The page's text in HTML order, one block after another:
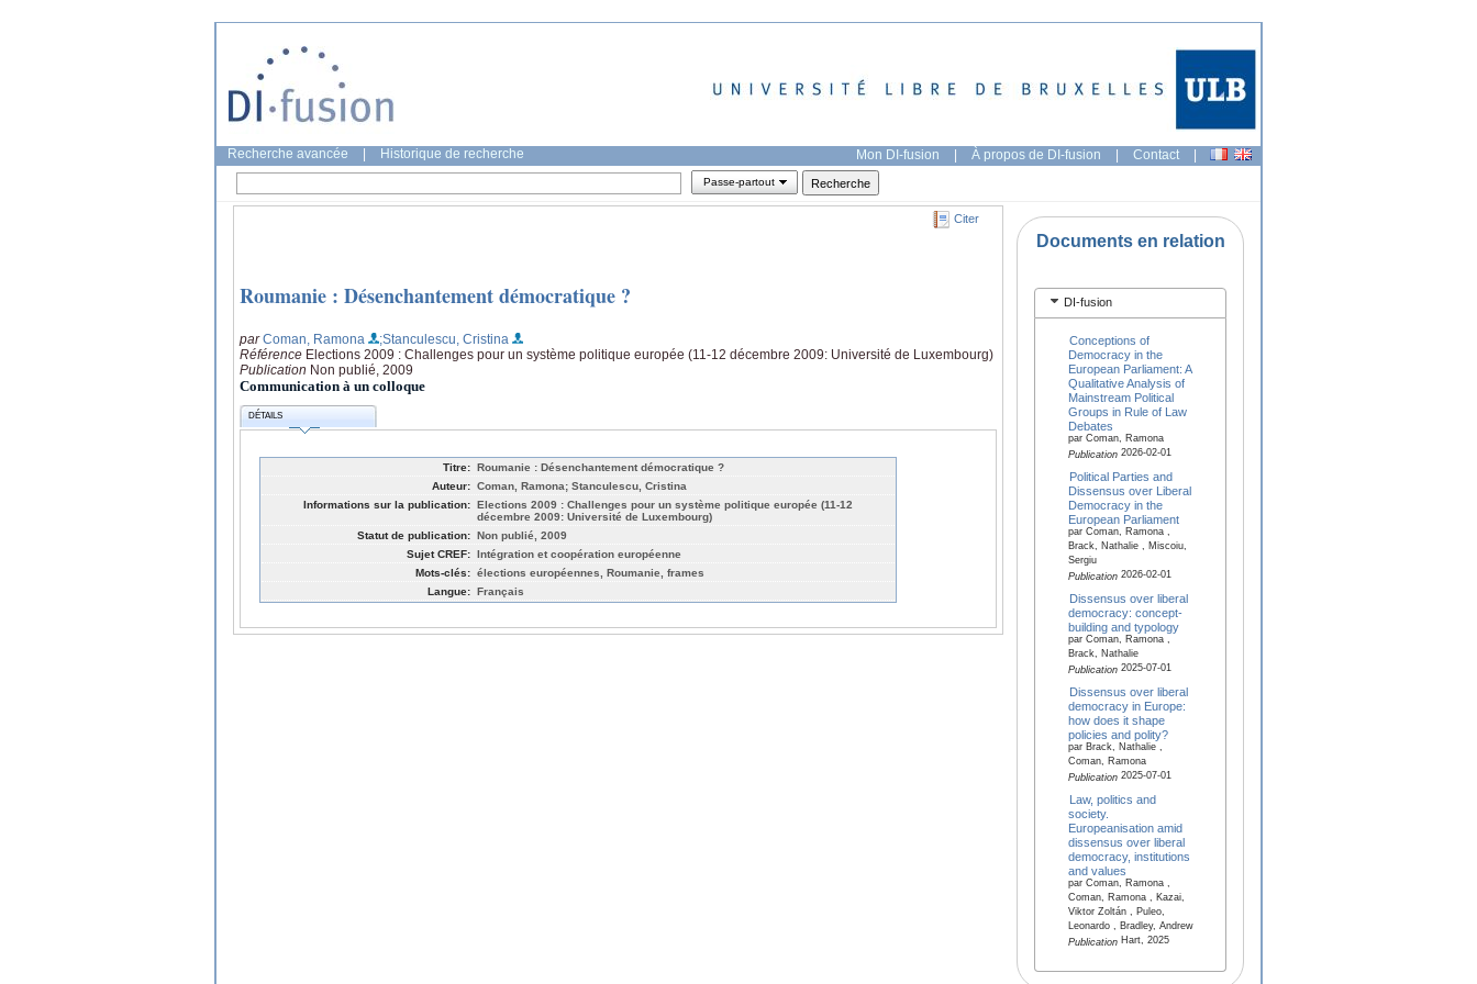
Recherche avancée Historique de recherche Mon DI-fusion | À propos de DI-fusion | Contact |
Passe-partout
Citer
Roumanie : Désenchantement démocratique ?
parComan, Ramona
;Stanculescu, Cristina
Référence Elections 2009 : Challenges pour un système politique europée (11-12 décembre 2009: Université de Luxembourg)
Publication Non publié, 2009
Communication à un colloque
DÉTAILS
Titre: Roumanie : Désenchantement démocratique ?
Auteur: Coman, Ramona; Stanculescu, Cristina
Informations sur la publication: Elections 2009 : Challenges pour un système politique europée (11-12
décembre 2009: Université de Luxembourg)
Statut de publication: Non publié, 2009
Sujet CREF: Intégration et coopération européenne
Mots-clés: élections européennes, Roumanie, frames
Langue: Français
Documents en relation
DI-fusion
Conceptions of
Democracy in the
European Parliament: A
Qualitative Analysis of
Mainstream Political
Groups in Rule of Law
Debates
par Coman, Ramona
Publication2026-02-01
Political Parties and
Dissensus over Liberal
Democracy in the
European Parliament
par Coman, Ramona ,
Brack, Nathalie , Miscoiu,
Sergiu
Publication2026-02-01
Dissensus over liberal
democracy: concept-
building and typology
par Coman, Ramona ,
Brack, Nathalie
Publication2025-07-01
Dissensus over liberal
democracy in Europe:
how does it shape
policies and polity?
par Brack, Nathalie ,
Coman, Ramona
Publication2025-07-01
Law, politics and
society.
Europeanisation amid
dissensus over liberal
democracy, institutions
and values
par Coman, Ramona ,
Coman, Ramona , Kazai,
Viktor Zoltán , Puleo,
Leonardo , Bradley, Andrew
PublicationHart, 2025